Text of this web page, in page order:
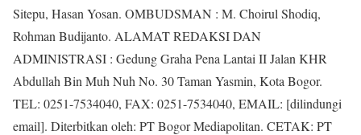
Sitepu, Hasan Yosan. OMBUDSMAN : M. Choirul Shodiq,
Rohman Budijanto. ALAMAT REDAKSI DAN
ADMINISTRASI : Gedung Graha Pena Lantai II Jalan KHR
Abdullah Bin Muh Nuh No. 30 Taman Yasmin, Kota Bogor.
TEL: 0251-7534040, FAX: 0251-7534040, EMAIL: [dilindungi
email]. Diterbitkan oleh: PT Bogor Mediapolitan. CETAK: PT